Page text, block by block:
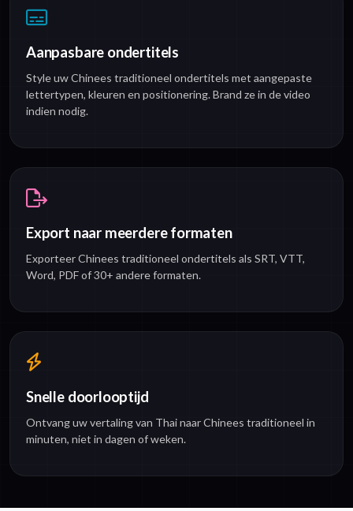
Aanpasbare ondertitels
Style uw Chinees traditioneel ondertitels met aangepaste
lettertypen, kleuren en positionering. Brand ze in de video
indien nodig.
Export naar meerdere formaten
Exporteer Chinees traditioneel ondertitels als SRT, VTT,
Word, PDF of 30+ andere formaten.
Snelle doorlooptijd
Ontvang uw vertaling van Thai naar Chinees traditioneel in
minuten, niet in dagen of weken.